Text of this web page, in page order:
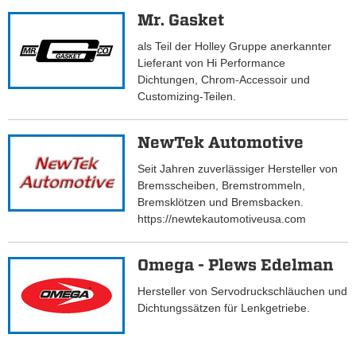
Mr. Gasket
als Teil der Holley Gruppe anerkannter
Lieferant von Hi Performance
Dichtungen, Chrom-Accessoir und
Customizing-Teilen.
NewTek Automotive
Seit Jahren zuverlässiger Hersteller von
Bremsscheiben, Bremstrommeln,
Bremsklötzen und Bremsbacken.
https://newtekautomotiveusa.com
Omega - Plews Edelman
Hersteller von Servodruckschläuchen und
Dichtungssätzen für Lenkgetriebe.